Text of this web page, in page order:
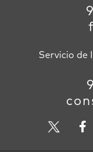
Servicio de